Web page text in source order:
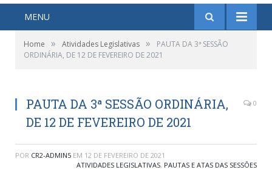
MENU
Home » Atividades Legislativas »
PAUTA DA 3ª SESSÃO
ORDINÁRIA, DE 12 DE FEVEREIRO DE 2021
PAUTA DA 3ª SESSÃO ORDINÁRIA,
DE 12 DE FEVEREIRO DE 2021
0
POR CR2-ADMIN5 EM 12 DE FEVEREIRO DE 2021
ATIVIDADES LEGISLATIVAS, PAUTAS E ATAS DAS SESSÕES